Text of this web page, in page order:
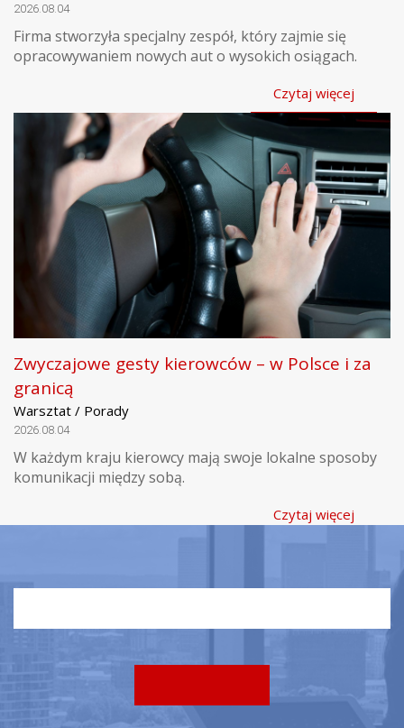
2026.08.04
Firma stworzyła specjalny zespół, który zajmie się
opracowywaniem nowych aut o wysokich osiągach.
Czytaj więcej
Zwyczajowe gesty kierowców – w Polsce i za
granicą
Warsztat / Porady
2026.08.04
W każdym kraju kierowcy mają swoje lokalne sposoby
komunikacji między sobą.
Czytaj więcej